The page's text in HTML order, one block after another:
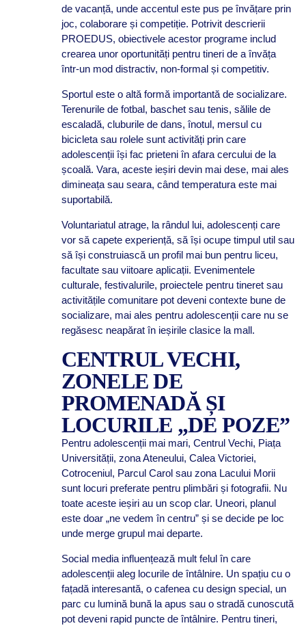
de vacanță, unde accentul este pus pe învățare prin
joc, colaborare și competiție. Potrivit descrierii
PROEDUS, obiectivele acestor programe includ
crearea unor oportunități pentru tineri de a învăța
într-un mod distractiv, non-formal și competitiv.
Sportul este o altă formă importantă de socializare.
Terenurile de fotbal, baschet sau tenis, sălile de
escaladă, cluburile de dans, înotul, mersul cu
bicicleta sau rolele sunt activități prin care
adolescenții își fac prieteni în afara cercului de la
școală. Vara, aceste ieșiri devin mai dese, mai ales
dimineața sau seara, când temperatura este mai
suportabilă.
Voluntariatul atrage, la rândul lui, adolescenți care
vor să capete experiență, să își ocupe timpul util sau
să își construiască un profil mai bun pentru liceu,
facultate sau viitoare aplicații. Evenimentele
culturale, festivalurile, proiectele pentru tineret sau
activitățile comunitare pot deveni contexte bune de
socializare, mai ales pentru adolescenții care nu se
regăsesc neapărat în ieșirile clasice la mall.
CENTRUL VECHI,
ZONELE DE
PROMENADĂ ȘI
LOCURILE „DE POZE”
Pentru adolescenții mai mari, Centrul Vechi, Piața
Universității, zona Ateneului, Calea Victoriei,
Cotroceniul, Parcul Carol sau zona Lacului Morii
sunt locuri preferate pentru plimbări și fotografii. Nu
toate aceste ieșiri au un scop clar. Uneori, planul
este doar „ne vedem în centru” și se decide pe loc
unde merge grupul mai departe.
Social media influențează mult felul în care
adolescenții aleg locurile de întâlnire. Un spațiu cu o
fațadă interesantă, o cafenea cu design special, un
parc cu lumină bună la apus sau o stradă cunoscută
pot deveni rapid puncte de întâlnire. Pentru tineri,